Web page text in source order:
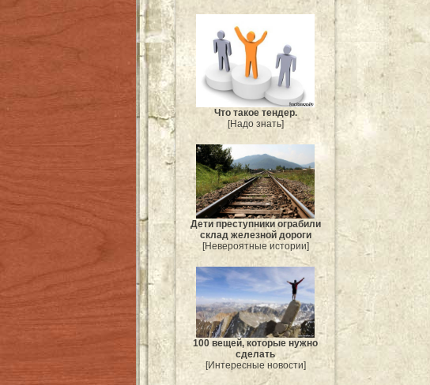
Что такое тендер.
[Надо знать]
Дети преступники ограбили
склад железной дороги
[Невероятные истории]
100 вещей, которые нужно
сделать
[Интересные новости]